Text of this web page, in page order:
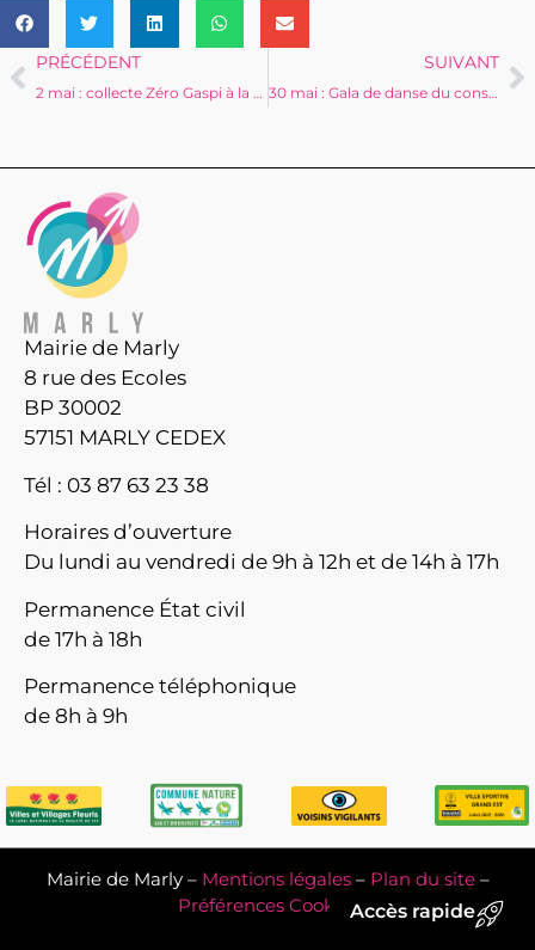
PRÉCÉDENT
2 mai : collecte Zéro Gaspi à la déchèterie
SUIVANT
30 mai : Gala de danse du conservatoire
Mairie de Marly
8 rue des Ecoles
BP 30002
57151 MARLY CEDEX
Tél : 03 87 63 23 38
Horaires d’ouverture
Du lundi au vendredi de 9h à 12h et de 14h à 17h
Permanence État civil
de 17h à 18h
Permanence téléphonique
de 8h à 9h
Mairie de Marly – Mentions légales– Plan du site–
Préférences CookiesAccès rapide